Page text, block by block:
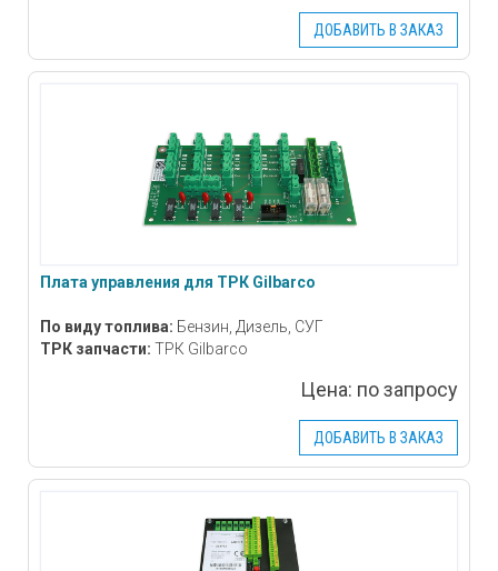
ДОБАВИТЬ В ЗАКАЗ
Плата управления для ТРК Gilbarco
По виду топлива: Бензин, Дизель, СУГ
ТРК запчасти: ТРК Gilbarco
Цена: по запросу
ДОБАВИТЬ В ЗАКАЗ